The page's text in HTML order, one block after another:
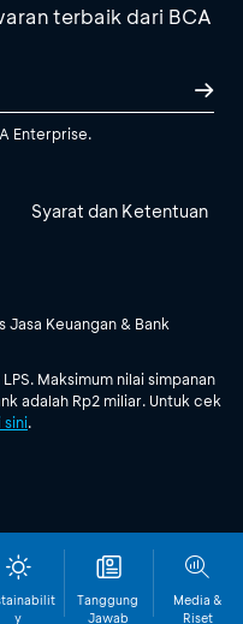
y
Tanggung
Jawab
Media &
Riset
terbaik dari BCA
Enterprise.
Syarat dan Ketentuan
Keuangan & Bank
Maksimum nilai simpanan
adalah Rp2 miliar. Untuk cek
sini.